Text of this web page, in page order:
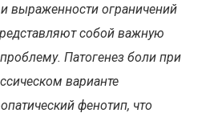
выраженности ограничений
собой важную
Патогенез боли при
варианте
фенотип, что